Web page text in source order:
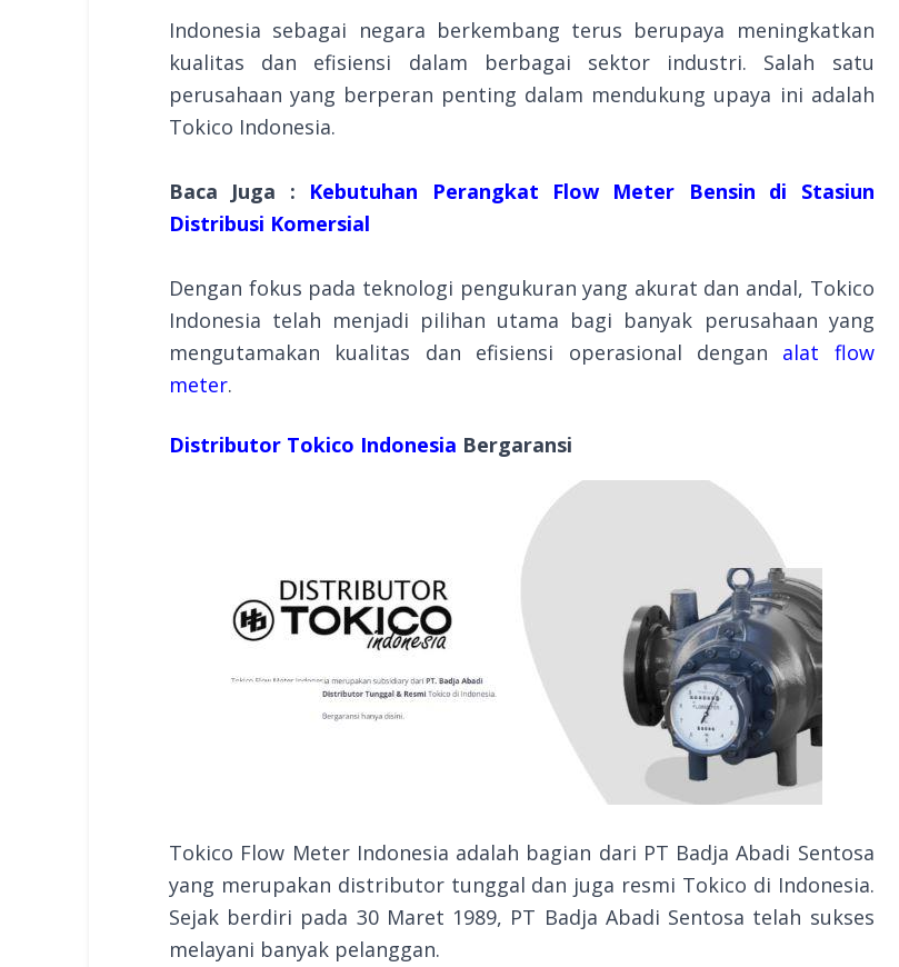
Indonesia sebagai negara berkembang terus berupaya meningkatkan
kualitas dan efisiensi dalam berbagai sektor industri. Salah satu
perusahaan yang berperan penting dalam mendukung upaya ini adalah
Tokico Indonesia.
Baca Juga : Kebutuhan Perangkat Flow Meter Bensin di Stasiun
Distribusi Komersial
Dengan fokus pada teknologi pengukuran yang akurat dan andal, Tokico
Indonesia telah menjadi pilihan utama bagi banyak perusahaan yang
mengutamakan kualitas dan efisiensi operasional dengan alat flow
meter.
Distributor Tokico Indonesia Bergaransi
Tokico Flow Meter Indonesia adalah bagian dari PT Badja Abadi Sentosa
yang merupakan distributor tunggal dan juga resmi Tokico di Indonesia.
Sejak berdiri pada 30 Maret 1989, PT Badja Abadi Sentosa telah sukses
melayani banyak pelanggan.